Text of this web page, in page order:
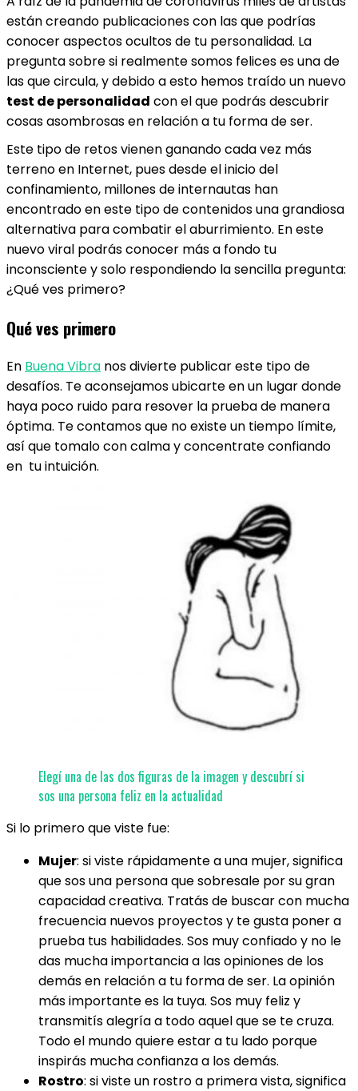
están creando publicaciones con las que podrías
conocer aspectos ocultos de tu personalidad. La
pregunta sobre si realmente somos felices es una de
las que circula, y debido a esto hemos traído un nuevo
test de personalidad con el que podrás descubrir
cosas asombrosas en relación a tu forma de ser.
Este tipo de retos vienen ganando cada vez más
terreno en Internet, pues desde el inicio del
confinamiento, millones de internautas han
encontrado en este tipo de contenidos una grandiosa
alternativa para combatir el aburrimiento. En este
nuevo viral podrás conocer más a fondo tu
inconsciente y solo respondiendo la sencilla pregunta:
¿Qué ves primero?
Qué ves primero
En Buena Vibra nos divierte publicar este tipo de
desafíos. Te aconsejamos ubicarte en un lugar donde
haya poco ruido para resover la prueba de manera
óptima. Te contamos que no existe un tiempo límite,
así que tomalo con calma y concentrate confiando
en tu intuición.
Elegí una de las dos figuras de la imagen y descubrí si
sos una persona feliz en la actualidad
Si lo primero que viste fue:
Mujer: si viste rápidamente a una mujer, significa
que sos una persona que sobresale por su gran
capacidad creativa. Tratás de buscar con mucha
frecuencia nuevos proyectos y te gusta poner a
prueba tus habilidades. Sos muy confiado y no le
das mucha importancia a las opiniones de los
demás en relación a tu forma de ser. La opinión
más importante es la tuya. Sos muy feliz y
transmitís alegría a todo aquel que se te cruza.
Todo el mundo quiere estar a tu lado porque
inspirás mucha confianza a los demás.
Rostro: si viste un rostro a primera vista, significa